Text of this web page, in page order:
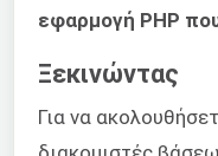
εφαρμογή PHP
Ξεκινώντας
Για να